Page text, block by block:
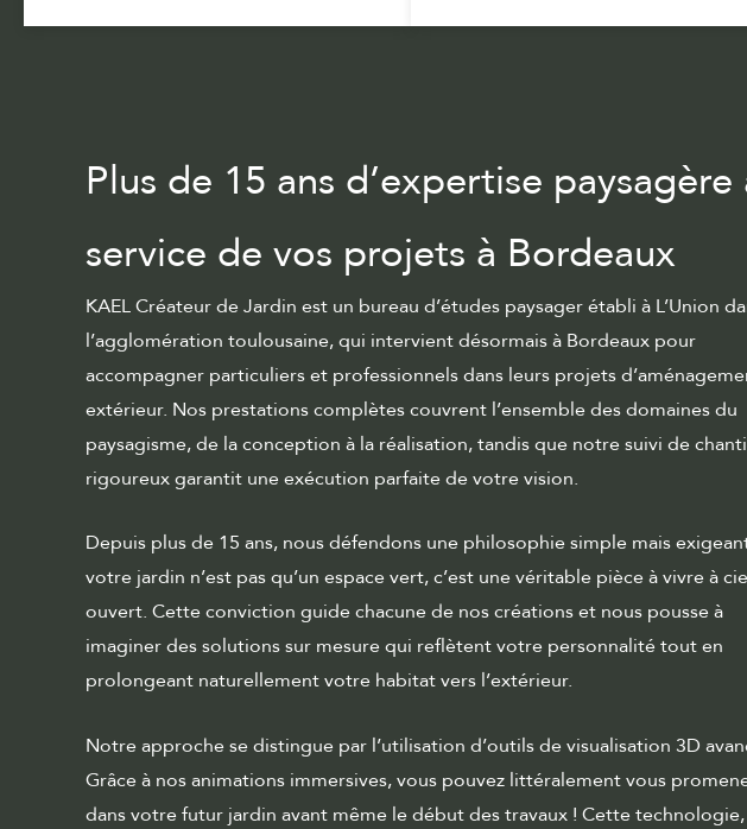
Plus de 15 ans d’expertise paysagère
service de vos projets à Bordeaux
KAEL Créateur de Jardin est un bureau d’études paysager établi à L’Union
l’agglomération toulousaine, qui intervient désormais à Bordeaux pour
accompagner particuliers et professionnels dans leurs projets
extérieur. Nos prestations complètescouvrent l’ensemble des domaines du
paysagisme, de la conception à la réalisation, tandis que notresuivi de
rigoureuxgarantit une exécution parfaite de votre vision.
Depuis plus de 15 ans, nous défendons une philosophie simple mais
votre jardin n’est pas qu’un espace vert, c’est une véritable pièce à vivre à
ouvert. Cette conviction guide chacune de nos créations et nous pousse à
imaginer des solutions sur mesure qui reflètent votre personnalité tout en
prolongeant naturellement votre habitat vers l’extérieur.
Notre approche se distingue par l’utilisation d’outils de visualisation 3D
Grâce à nos animations immersives, vous pouvez littéralement vous
dans votre futur jardin avant même le début des travaux ! Cette technologie,